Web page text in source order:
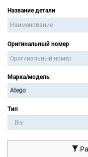
Название детали
Оригинальный номер
Марка/модель
Тип